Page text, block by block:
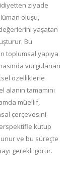
ziyade
oluşu,
yaşatan
Bu
toplumsal yapıya
vurgulanan
özelliklerle
tamamını
müellif,
çerçevesini
kutup
ve bu süreçte
gerekli görür.